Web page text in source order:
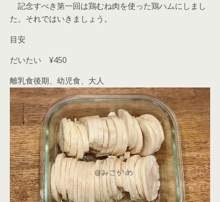
記念すべき第一回は鶏むね肉を使った鶏ハムにしまし
た。それではいきましょう。
目安
だいたい ¥450
離乳食後期、幼児食、大人